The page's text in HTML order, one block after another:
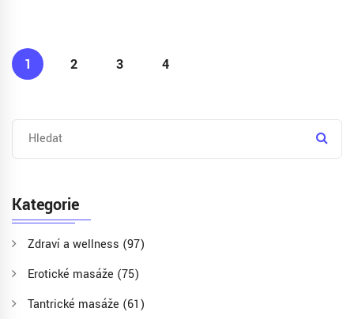
1 2 3 4
Kategorie
Zdraví a wellness (97)
Erotické masáže (75)
Tantrické masáže (61)